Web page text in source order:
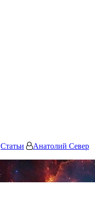
Статьи
Анатолий Север